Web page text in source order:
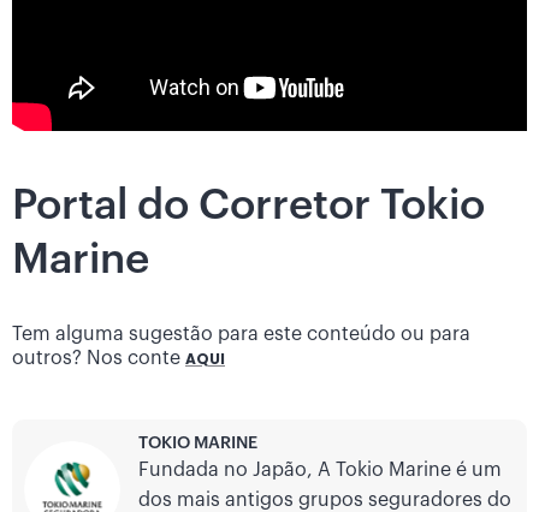
Portal do Corretor Tokio
Marine
Tem alguma sugestão para este conteúdo ou para
outros? Nos conte AQUI
TOKIO MARINE
Fundada no Japão, A Tokio Marine é um
dos mais antigos grupos seguradores do